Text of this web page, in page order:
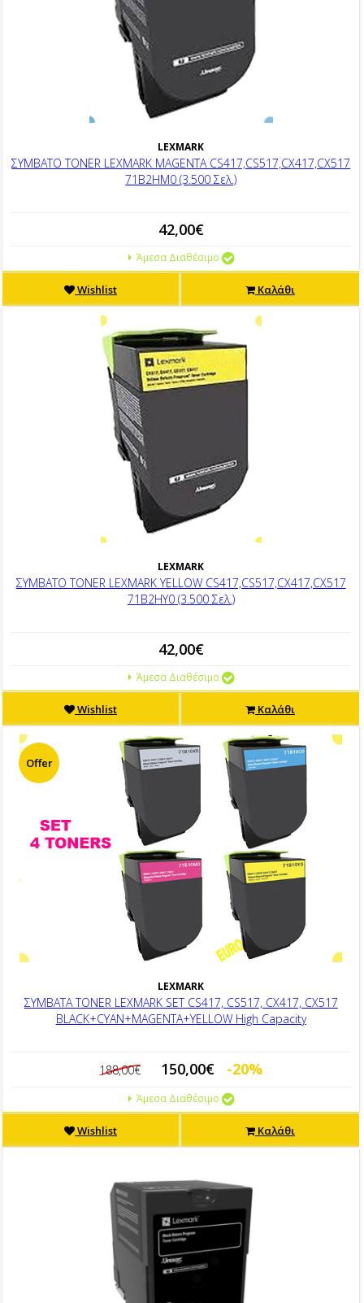
LEXMARK
ΣΥΜΒΑΤΟ TONER LEXMARK MAGENTA CS417,CS517,CX417,CX517
71B2HM0 (3.500 Σελ.)
42,00€
Άμεσα Διαθέσιμο
Wishlist Καλάθι
LEXMARK
ΣΥΜΒΑΤΟ TONER LEXMARK YELLOW CS417,CS517,CX417,CX517
71B2HY0 (3.500 Σελ.)
42,00€
Άμεσα Διαθέσιμο
Wishlist Καλάθι
Offer
LEXMARK
ΣΥΜΒΑΤA TONER LEXMARK SET CS417, CS517, CX417, CX517
BLACK+CYAN+MAGENTA+YELLOW High Capacity
188,00€ 150,00€ -20%
Άμεσα Διαθέσιμο
Wishlist Καλάθι